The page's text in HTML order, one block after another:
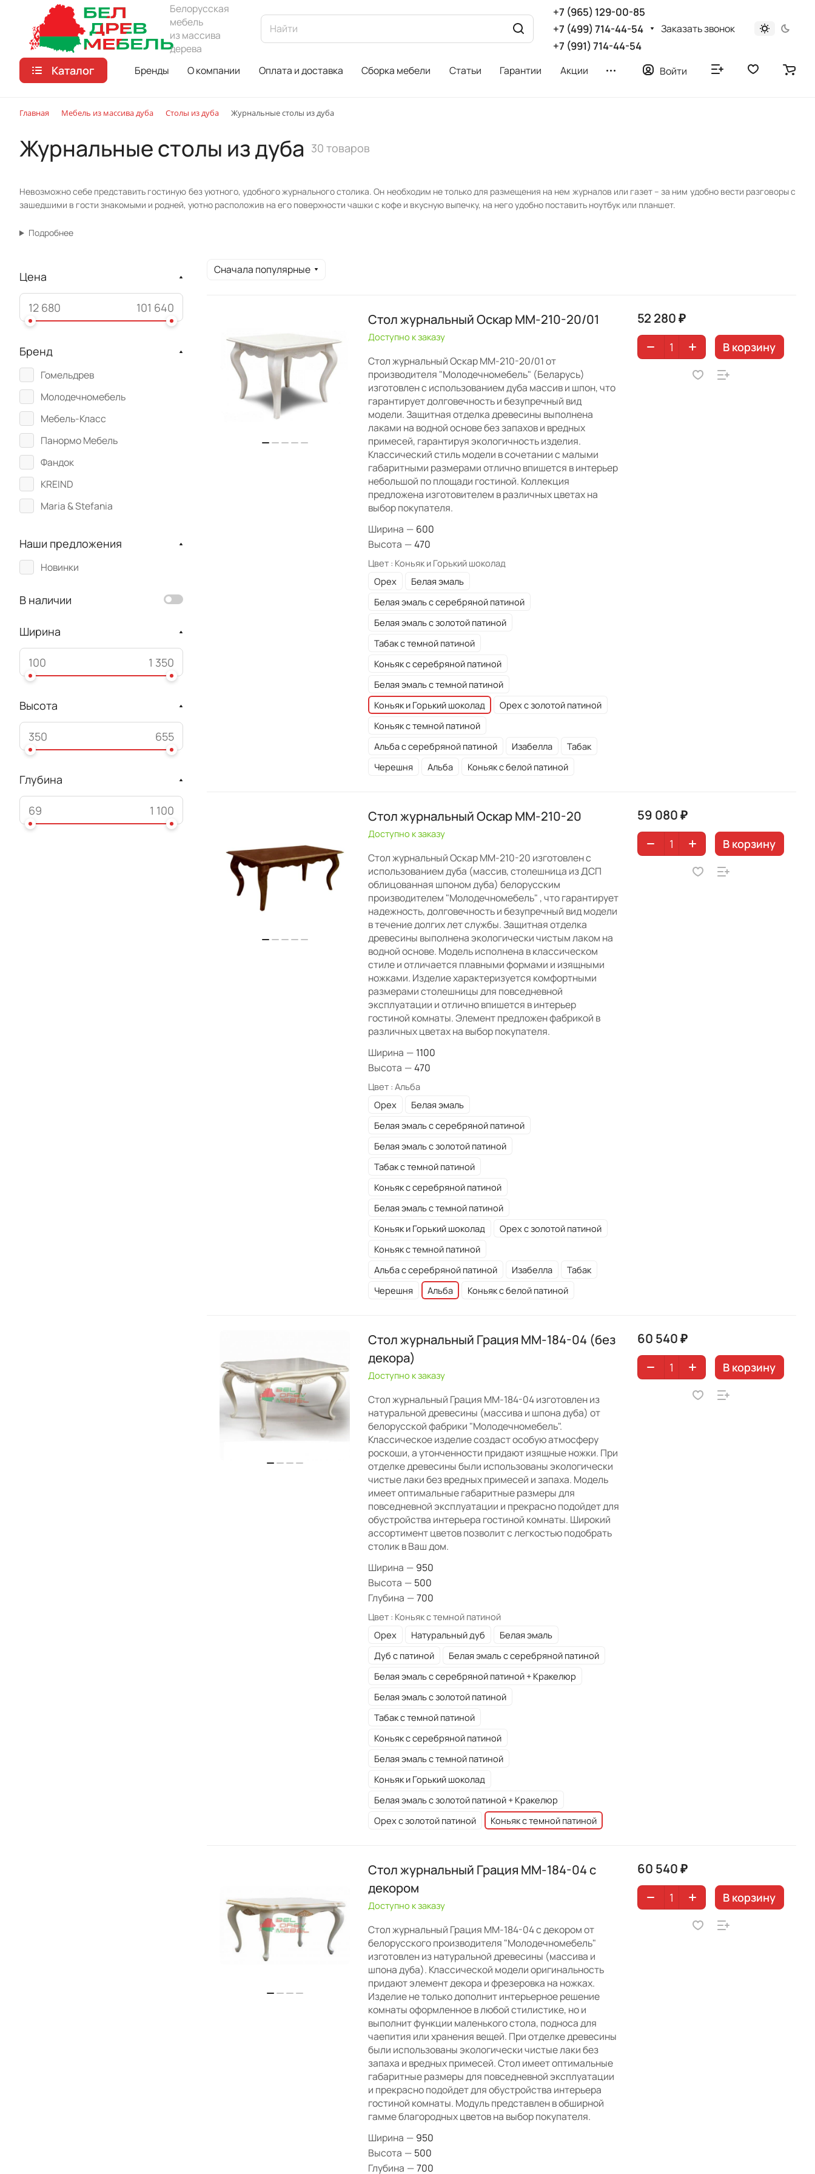
Белорусская
мебель
из массива
дерева
+7 (965) 129-00-85
+7 (499) 714-44-54
+7 (991) 714-44-54
Заказать звонок
Каталог Бренды О компании Оплата и доставка Сборка мебели Статьи Гарантии Акции Войти
Главная Мебель из массива дуба Столы из дуба Журнальные столы из дуба
Журнальные столы из дуба 30 товаров
Невозможно себе представить гостиную без уютного, удобного журнального столика. Он необходим не только для размещения на нем журналов или газет – за ним удобно вести разговоры с
зашедшими в гости знакомыми и родней, уютно расположив на его поверхности чашки с кофе и вкусную выпечку, на него удобно поставить ноутбук или планшет.
Подробнее
Сначала популярные
Стол журнальный Оскар ММ-210-20/01
Доступно к заказу
Стол журнальный Оскар ММ-210-20/01 от
производителя "Молодечномебель" (Беларусь)
изготовлен с использованием дуба массив и шпон, что
гарантирует долговечность и безупречный вид
модели. Защитная отделка древесины выполнена
лаками на водной основе без запахов и вредных
примесей, гарантируя экологичность изделия.
Классический стиль модели в сочетании с малыми
габаритными размерами отлично впишется в интерьер
небольшой по площади гостиной. Коллекция
предложена изготовителем в различных цветах на
выбор покупателя.
Ширина — 600
Высота —470
Цвет : Коньяк и Горький шоколад
Орех
Белая эмаль
Белая эмаль с серебряной патиной
Белая эмаль с золотой патиной
Табак с темной патиной
Коньяк с серебряной патиной
Белая эмаль с темной патиной
Коньяк и Горький шоколад
Орех с золотой патиной
Коньяк с темной патиной
Альба с серебряной патиной
Изабелла
Табак
Черешня
Альба Коньяк с белой патиной
52 280 ₽
В корзину
Стол журнальный Оскар ММ-210-20
Доступно к заказу
Стол журнальный Оскар ММ-210-20 изготовлен с
использованием дуба (массив, столешница из ДСП
облицованная шпоном дуба) белорусским
производителем "Молодечномебель" , что гарантирует
надежность, долговечность и безупречный вид модели
в течение долгих лет службы. Защитная отделка
древесины выполнена экологически чистым лаком на
водной основе. Модель исполнена в классическом
стиле и отличается плавными формами и изящными
ножками. Изделие характеризуется комфортными
размерами столешницы для повседневной
эксплуатации и отлично впишется в интерьер
гостиной комнаты. Элемент предложен фабрикой в
различных цветах на выбор покупателя.
Ширина — 1100
Высота —470
Цвет : Альба
Орех
Белая эмаль
Белая эмаль с серебряной патиной
Белая эмаль с золотой патиной
Табак с темной патиной
Коньяк с серебряной патиной
Белая эмаль с темной патиной
Коньяк и Горький шоколад
Орех с золотой патиной
Коньяк с темной патиной
Альба с серебряной патиной
Изабелла
Табак
Черешня
Альба Коньяк с белой патиной
59 080 ₽
В корзину
Стол журнальный Грация ММ-184-04 (без
декора)
Доступно к заказу
Стол журнальный Грация ММ-184-04 изготовлен из
натуральной древесины (массива и шпона дуба) от
белорусской фабрики "Молодечномебель".
Классическое изделие создаст особую атмосферу
роскоши, а утонченности придают изящные ножки. При
отделке древесины были использованы экологически
чистые лаки без вредных примесей и запаха. Модель
имеет оптимальные габаритные размеры для
повседневной эксплуатации и прекрасно подойдет для
обустройства интерьера гостиной комнаты. Широкий
ассортимент цветов позволит с легкостью подобрать
столик в Ваш дом.
Ширина — 950
Высота — 500
Глубина —700
Цвет : Коньяк с темной патиной
Орех
Натуральный дуб
Белая эмаль
Дуб с патиной
Белая эмаль с серебряной патиной
Белая эмаль с серебряной патиной + Кракелюр
Белая эмаль с золотой патиной
Табак с темной патиной
Коньяк с серебряной патиной
Белая эмаль с темной патиной
Коньяк и Горький шоколад
Белая эмаль с золотой патиной + Кракелюр
Орех с золотой патиной
Коньяк с темной патиной
60 540 ₽
В корзину
Стол журнальный Грация ММ-184-04 с
декором
Доступно к заказу
Стол журнальный Грация ММ-184-04 с декором от
белорусского производителя "Молодечномебель"
изготовлен из натуральной древесины (массива и
шпона дуба). Классической модели оригинальность
придают элемент декора и фрезеровка на ножках.
Изделие не только дополнит интерьерное решение
комнаты оформленное в любой стилистике, но и
выполнит функции маленького стола, подноса для
чаепития или хранения вещей. При отделке древесины
были использованы экологически чистые лаки без
запаха и вредных примесей. Стол имеет оптимальные
габаритные размеры для повседневной эксплуатации
и прекрасно подойдет для обустройства интерьера
гостиной комнаты. Модуль представлен в обширной
гамме благородных цветов на выбор покупателя.
Ширина — 950
Высота — 500
Глубина —700
60 540 ₽
В корзину
Цена
Бренд
Гомельдрев
Молодечномебель
Мебель-Класс
Панормо Мебель
Фандок
KREIND
Maria & Stefania
фабрика
Наши предложения
Новинки
В наличии
Ширина
Высота
Глубина